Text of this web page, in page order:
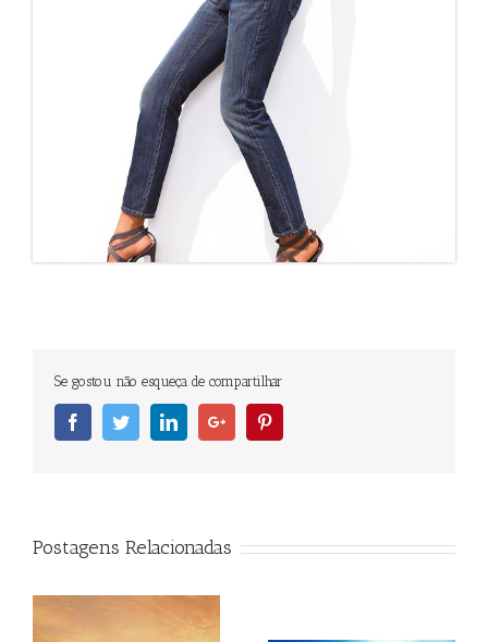
Se gostou não esqueça de compartilhar
FacebookTwitterLinkedinGoogleplus
Postagens Relacionadas